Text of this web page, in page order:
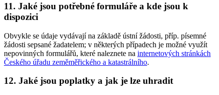
11. Jaké jsou potřebné formuláře a kde jsou k
dispozici
Obvykle se údaje vydávají na základě ústní žádosti, příp. písemné
žádosti sepsané žadatelem; v některých případech je možné využít
nepovinných formulářů, které naleznete na internetových stránkách
Českého úřadu zeměměřického a katastrálního.
12. Jaké jsou poplatky a jak je lze uhradit